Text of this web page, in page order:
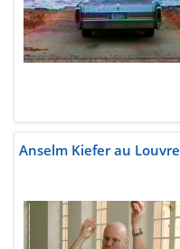
Anselm Kiefer au Louvre